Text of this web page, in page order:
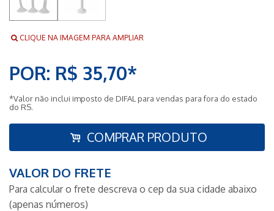
CLIQUE NA IMAGEM PARA AMPLIAR
POR: R$ 35,70*
*Valor não inclui imposto de DIFAL para vendas para fora do estado
do RS.
COMPRAR PRODUTO
VALOR DO FRETE
Para calcular o frete descreva o cep da sua cidade abaixo
(apenas números)